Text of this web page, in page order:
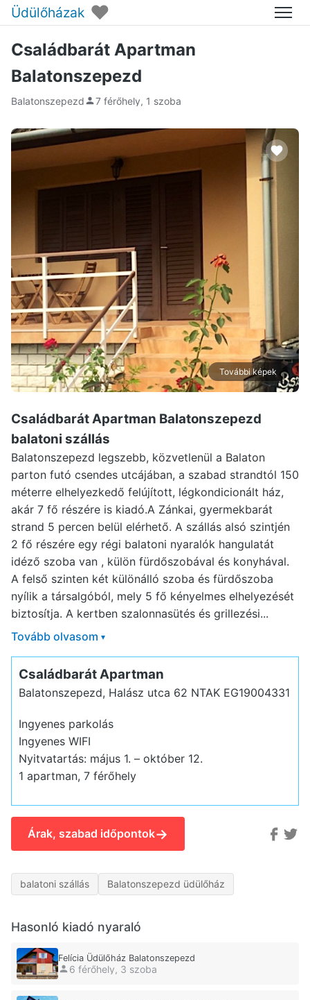
Üdülőházak ♥ Menü
Családbarát Apartman
Balatonszepezd
Balatonszepezd 7 férőhely, 1 szoba
További képek
Családbarát Apartman Balatonszepezd
balatoni szállás
Balatonszepezd legszebb, közvetlenül a Balaton
parton futó csendes utcájában, a szabad strandtól 150
méterre elhelyezkedő felújított, légkondicionált ház,
akár 7 fő részére is kiadó.A Zánkai, gyermekbarát
strand 5 percen belül elérhető. A szállás alsó szintjén
2 fő részére egy régi balatoni nyaralók hangulatát
idéző szoba van , külön fürdőszobával és konyhával.
A felső szinten két különálló szoba és fürdőszoba
nyílik a társalgóból, mely 5 fő kényelmes elhelyezését
biztosítja. A kertben szalonnasütés és grillezési...
Tovább olvasom ▾
Családbarát Apartman
Balatonszepezd, Halász utca 62 NTAK EG19004331
Ingyenes parkolás
Ingyenes WIFI
Nyitvatartás: május 1. – október 12.
1 apartman, 7 férőhely
Árak, szabad időpontok→
balatoni szállás Balatonszepezd üdülőház
Hasonló kiadó nyaraló
Felícia Üdülőház Balatonszepezd
6 férőhely, 3 szoba